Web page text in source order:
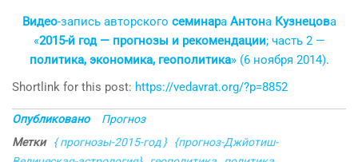
Видео-запись авторского семинара Антона Кузнецова
«2015-й год — прогнозы и рекомендации; часть 2 —
политика, экономика, геополитика» (6 ноября 2014).
Shortlink for this post: https://vedavrat.org/?p=8852
Опубликовано
Прогноз
Метки
{ прогнозы-2015-год }
{прогноз-Джйотиш-